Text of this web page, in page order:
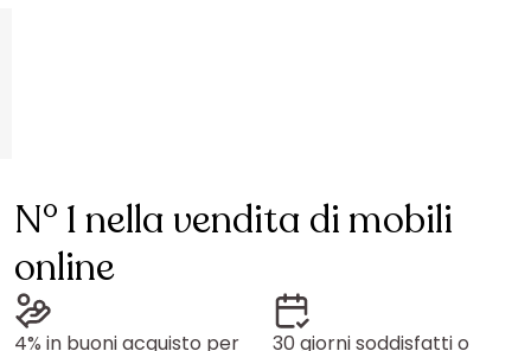
N° 1 nella vendita di mobili
online
4% in buoni acquisto per
30 giorni soddisfatti o